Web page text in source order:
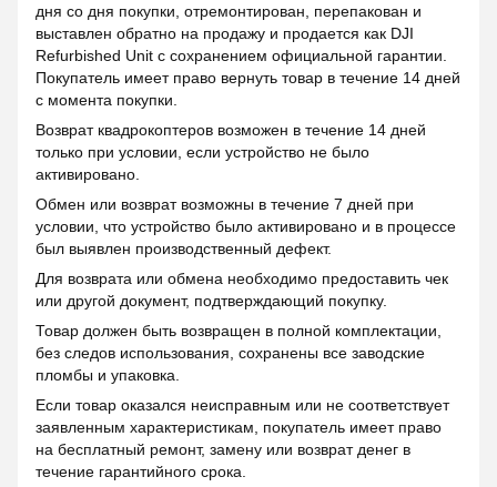
дня со дня покупки, отремонтирован, перепакован и
выставлен обратно на продажу и продается как DJI
Refurbished Unit с сохранением официальной гарантии.
Покупатель имеет право вернуть товар в течение 14 дней
с момента покупки.
Возврат квадрокоптеров возможен в течение 14 дней
только при условии, если устройство не было
активировано.
Обмен или возврат возможны в течение 7 дней при
условии, что устройство было активировано и в процессе
был выявлен производственный дефект.
Для возврата или обмена необходимо предоставить чек
или другой документ, подтверждающий покупку.
Товар должен быть возвращен в полной комплектации,
без следов использования, сохранены все заводские
пломбы и упаковка.
Если товар оказался неисправным или не соответствует
заявленным характеристикам, покупатель имеет право
на бесплатный ремонт, замену или возврат денег в
течение гарантийного срока.